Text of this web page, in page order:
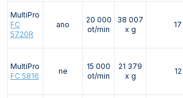
MultiPro
FC
5720R
ano
20 000
ot/min
38 007
x g
17
MultiPro
FC 5816
ne
15 000
ot/min
21 379
x g
12